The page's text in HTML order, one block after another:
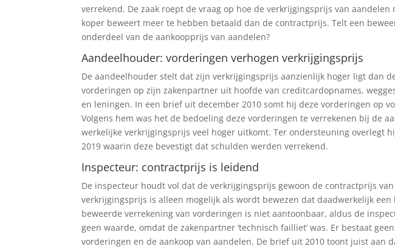
verrekend. De zaak roept de vraag op hoe de verkrijgingsprijs van
koper beweert meer te hebben betaald dan de contractprijs. Telt een
onderdeel van de aankoopprijs van aandelen?
Aandeelhouder: vorderingen verhogen verkrijgingsprijs
De aandeelhouder stelt dat zijn verkrijgingsprijs aanzienlijk hoger ligt dan
vorderingen op zijn zakenpartner uit hoofde van creditcardopnames,
en leningen. In een brief uit december 2010 somt hij deze vorderingen op
Volgens hem was het de bedoeling deze vorderingen te verrekenen bij de
werkelijke verkrijgingsprijs veel hoger uitkomt. Ter ondersteuning overlegt
2019 waarin deze bevestigt dat schulden werden verrekend.
Inspecteur: contractprijs is leidend
De inspecteur houdt vol dat de verkrijgingsprijs gewoon de contractprijs
verkrijgingsprijs is alleen mogelijk als wordt bewezen dat daadwerkelijk een
beweerde verrekening van vorderingen is niet aantoonbaar, aldus de
geen waarde, omdat de zakenpartner ‘technisch failliet’ was. Er bestaat
vorderingen en de aankoop van aandelen. De brief uit 2010 toont juist aan